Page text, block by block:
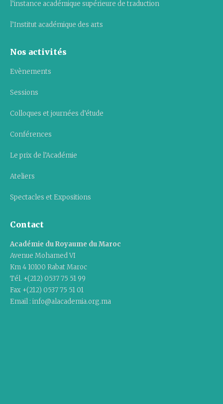
l’instance académique supérieure de traduction
l’Institut académique des arts
Nos activités
Evènements
Sessions
Colloques et journées d’étude
Conférences
Le prix de l’Académie
Ateliers
Spectacles et Expositions
Contact
Académie du Royaume du Maroc
Avenue Mohamed VI
Km 4 10100 Rabat Maroc
Tél. +(212) 0537 75 51 99
Fax +(212) 0537 75 51 01
Email : info@alacademia.org.ma